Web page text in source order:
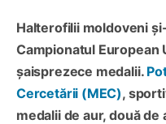
Halterofilii moldoveni
Campionatul European
șaisprezece medalii.
Cercetării (MEC),
medalii de aur, două